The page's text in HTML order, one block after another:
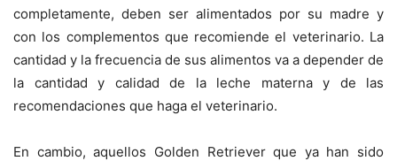
completamente, deben ser alimentados por su madre y
con los complementos que recomiende el veterinario. La
cantidad y la frecuencia de sus alimentos va a depender de
la cantidad y calidad de la leche materna y de las
recomendaciones que haga el veterinario.
En cambio, aquellos Golden Retriever que ya han sido